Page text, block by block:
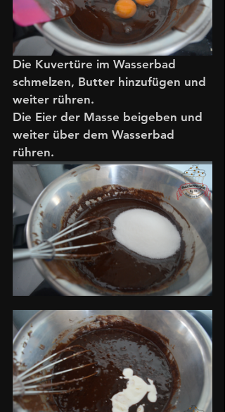
Die Kuvertüre im Wasserbad
schmelzen, Butter hinzufügen und
weiter rühren.
Die Eier der Masse beigeben und
weiter über dem Wasserbad
rühren.